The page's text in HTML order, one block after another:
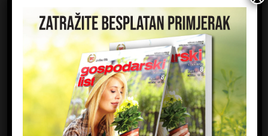
Načini plaćanja
Sigurnost plaćanja
Prijavite se na newsletter